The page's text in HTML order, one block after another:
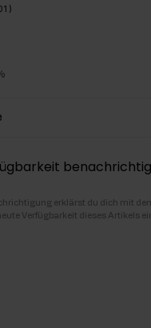
)
erklärst du dich mit
Verfügbarkeit dieses Artikels